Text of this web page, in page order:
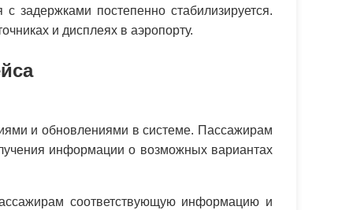
задержками постепенно стабилизируется.
и дисплеях в аэропорту.
и обновлениями в системе. Пассажирам
информации о возможных вариантах
соответствующую информацию и